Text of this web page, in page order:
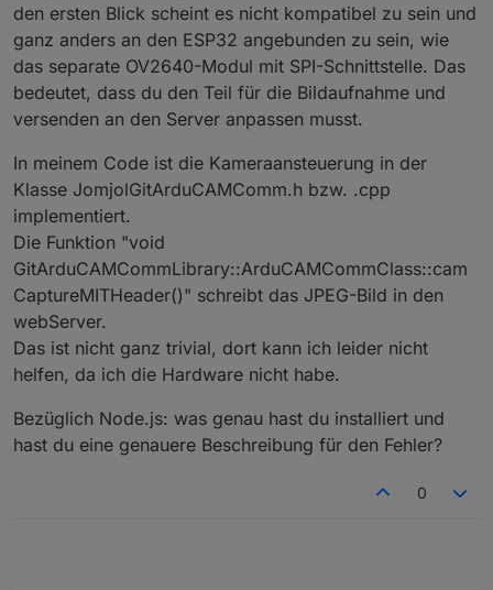
den ersten Blick scheint es nicht kompatibel zu sein und
ganz anders an den ESP32 angebunden zu sein, wie
das separate OV2640-Modul mit SPI-Schnittstelle. Das
bedeutet, dass du den Teil für die Bildaufnahme und
versenden an den Server anpassen musst.
In meinem Code ist die Kameraansteuerung in der
Klasse JomjolGitArduCAMComm.h bzw. .cpp
implementiert.
Die Funktion "void
GitArduCAMCommLibrary::ArduCAMCommClass::cam
CaptureMITHeader()" schreibt das JPEG-Bild in den
webServer.
Das ist nicht ganz trivial, dort kann ich leider nicht
helfen, da ich die Hardware nicht habe.
Bezüglich Node.js: was genau hast du installiert und
hast du eine genauere Beschreibung für den Fehler?
0